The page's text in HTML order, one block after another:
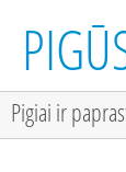
Pigiai ir